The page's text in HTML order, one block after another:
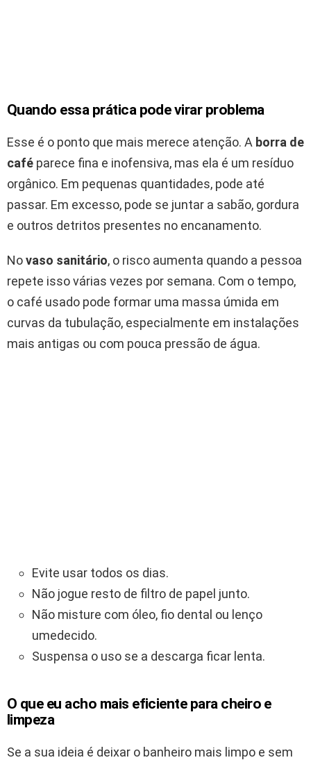
Quando essa prática pode virar problema
Esse é o ponto que mais merece atenção. A borra de
café parece fina e inofensiva, mas ela é um resíduo
orgânico. Em pequenas quantidades, pode até
passar. Em excesso, pode se juntar a sabão, gordura
e outros detritos presentes no encanamento.
Novaso sanitário, o risco aumenta quando a pessoa
repete isso várias vezes por semana. Com o tempo,
o café usado pode formar uma massa úmida em
curvas da tubulação, especialmente em instalações
mais antigas ou com pouca pressão de água.
Evite usar todos os dias.
Não jogue resto de filtro de papel junto.
Não misture com óleo, fio dental ou lenço
umedecido.
Suspensa o uso se a descarga ficar lenta.
O que eu acho mais eficiente para cheiro e
limpeza
Se a sua ideia é deixar o banheiro mais limpo e sem